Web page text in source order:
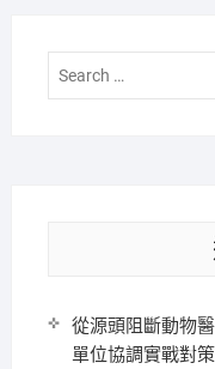
從源頭阻斷動物
單位協調實戰對策